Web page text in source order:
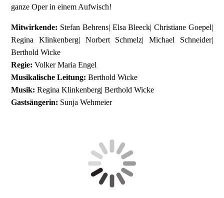
ganze Oper in einem Aufwisch!
Mitwirkende: Stefan Behrens| Elsa Bleeck| Christiane Goepel|
Regina Klinkenberg| Norbert Schmelz| Michael Schneider|
Berthold Wicke
Regie: Volker Maria Engel
Musikalische Leitung: Berthold Wicke
Musik: Regina Klinkenberg| Berthold Wicke
Gastsängerin: Sunja Wehmeier